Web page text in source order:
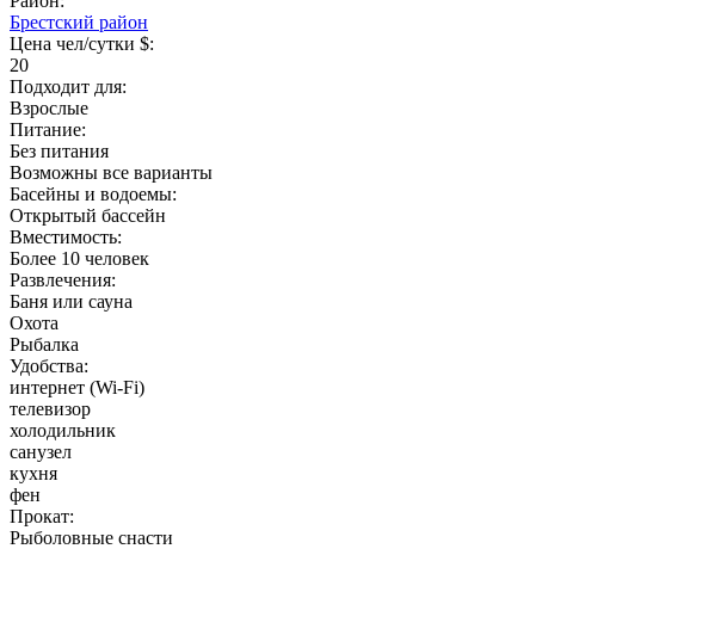
Брестский район
Цена чел/сутки $:
20
Подходит для:
Взрослые
Питание:
Без питания
Возможны все варианты
Басейны и водоемы:
Открытый бассейн
Вместимость:
Более 10 человек
Развлечения:
Баня или сауна
Охота
Рыбалка
Удобства:
интернет (Wi-Fi)
телевизор
холодильник
санузел
кухня
фен
Прокат:
Рыболовные снасти